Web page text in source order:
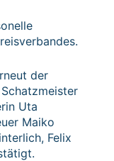
der
Uta
Maiko
Felix